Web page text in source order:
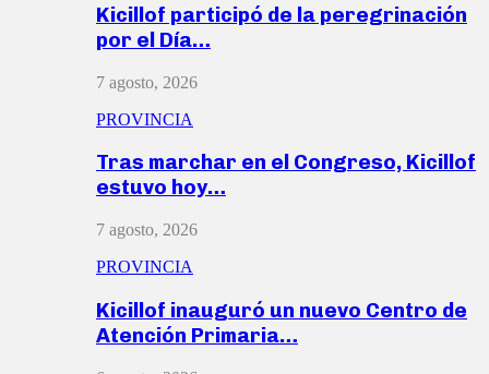
Kicillof participó de la peregrinación
por el Día…
7 agosto, 2026
PROVINCIA
Tras marchar en el Congreso, Kicillof
estuvo hoy…
7 agosto, 2026
PROVINCIA
Kicillof inauguró un nuevo Centro de
Atención Primaria…